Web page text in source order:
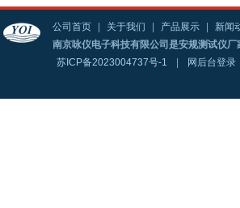
公司首页 关于我们 产品展示 新闻
南京咏仪电子科技有限公司是安规测试仪
苏ICP备2023004737号-1
网后台登录